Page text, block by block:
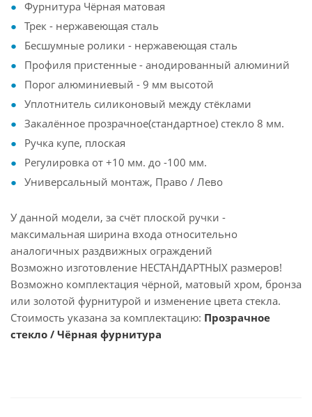
Фурнитура Чёрная матовая
Трек - нержавеющая сталь
Бесшумные ролики - нержавеющая сталь
Профиля пристенные - анодированный алюминий
Порог алюминиевый - 9 мм высотой
Уплотнитель силиконовый между стёклами
Закалённое прозрачное(стандартное) стекло 8 мм.
Ручка купе, плоская
Регулировка от +10 мм. до -100 мм.
Универсальный монтаж, Право / Лево
У данной модели, за счёт плоской ручки -
максимальная ширина входа относительно
аналогичных раздвижных ограждений
Возможно изготовление НЕСТАНДАРТНЫХ размеров!
Возможно комплектация чёрной, матовый хром, бронза
или золотой фурнитурой и изменение цвета стекла.
Стоимость указана за комплектацию: Прозрачное
стекло / Чёрная фурнитура